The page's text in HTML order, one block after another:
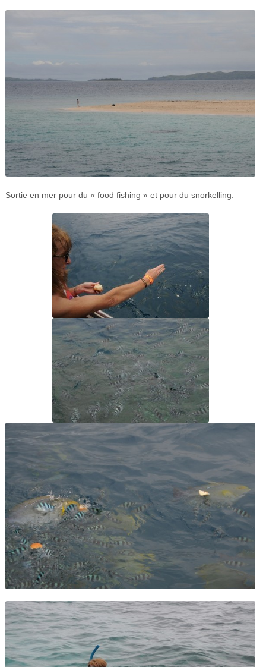
Sortie en mer pour du « food fishing » et pour du snorkelling: